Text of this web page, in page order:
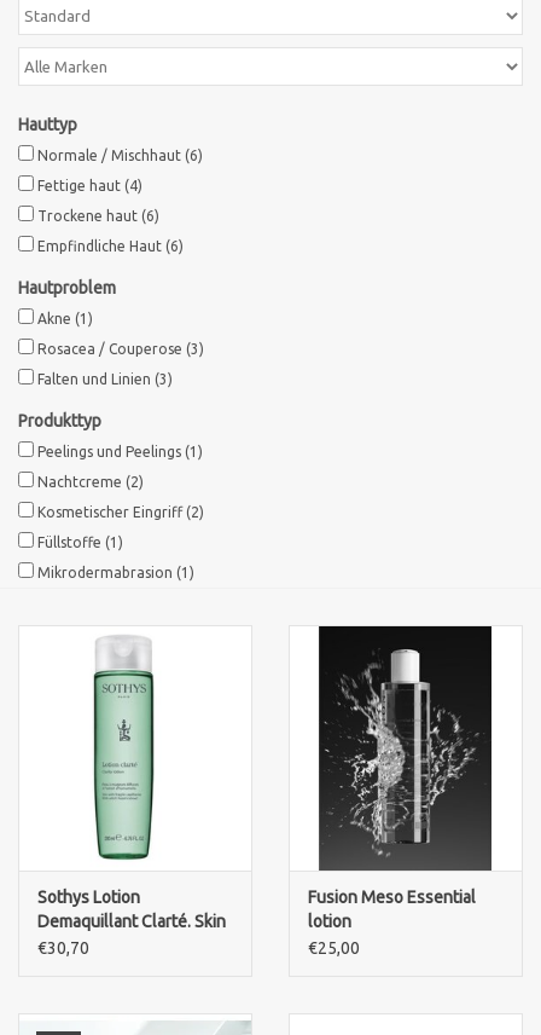
Blog
Hauttyp
Normale / Mischhaut (6)
Fettige haut (4)
Trockene haut (6)
Empfindliche Haut (6)
Hautproblem
Akne (1)
Rosacea / Couperose (3)
Falten und Linien (3)
Produkttyp
Peelings und Peelings (1)
Nachtcreme (2)
Kosmetischer Eingriff (2)
Füllstoffe (1)
Mikrodermabrasion (1)
Sothys Lotion
Demaquillant Clarté. Skin
with fragile cappilaires
€30,70
Fusion Meso Essential
lotion
€25,00